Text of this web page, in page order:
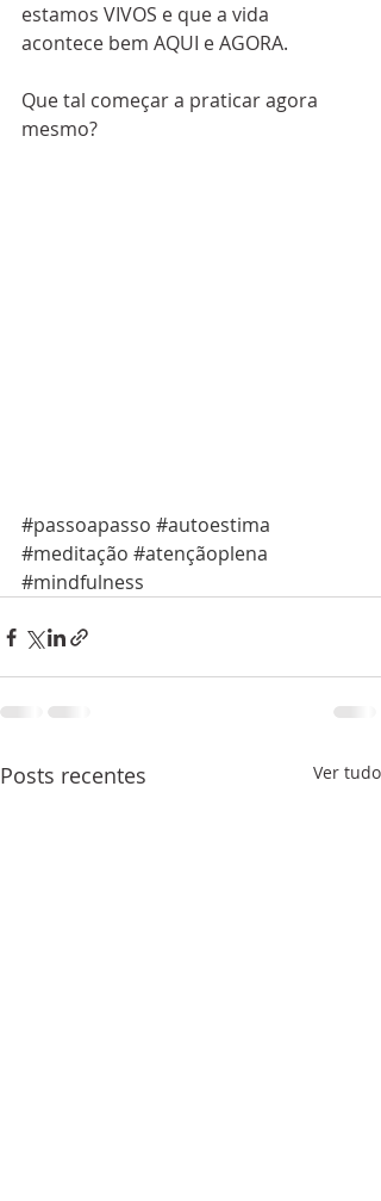
estamos VIVOS e que a vida
acontece bem AQUI e AGORA.
Que tal começar a praticar agora
mesmo?
#passoapasso #autoestima
#meditação #atençãoplena
#mindfulness
Posts recentes Ver tudo